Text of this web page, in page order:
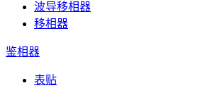
波导移相器
移相器
鉴相器
表贴